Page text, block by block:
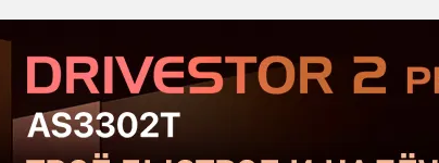
Serious Sam: Shatterverse в